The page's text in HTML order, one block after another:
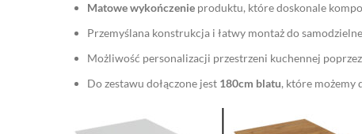
Matowe wykończenie produktu, które doskonale
Przemyślana konstrukcja i łatwy montaż do
Możliwość personalizacji przestrzeni kuchennej poprzez
Do zestawu dołączone jest 180cm blatu, które możemy